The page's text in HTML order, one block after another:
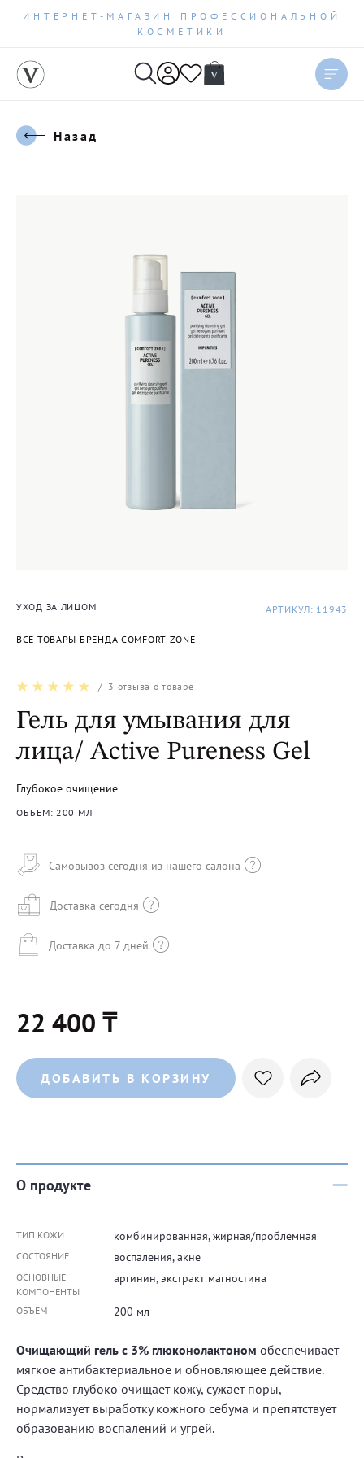
ИНТЕРНЕТ-МАГАЗИН ПРОФЕССИОНАЛЬНОЙ
КОСМЕТИКИ
Назад
УХОД ЗА ЛИЦОМ
ВСЕ ТОВАРЫ БРЕНДА COMFORT ZONE
АРТИКУЛ: 11943
/ 3 отзыва о товаре
Гель для умывания для
лица/ Active Pureness Gel
Глубокое очищение
ОБЪЕМ: 200 МЛ
Самовывоз сегодня из нашего салона
Доставка сегодня
Доставка до 7 дней
22 400 ₸
ДОБАВИТЬ В КОРЗИНУ
О продукте
ТИП КОЖИ комбинированная, жирная/проблемная
СОСТОЯНИЕ воспаления, акне
ОСНОВНЫЕ
КОМПОНЕНТЫ
аргинин, экстракт магностина
ОБЪЕМ 200 мл
Очищающий гель с 3% глюконолактоном обеспечивает
мягкое антибактериальное и обновляющее действие.
Средство глубоко очищает кожу, сужает поры,
нормализует выработку кожного себума и препятствует
образованию воспалений и угрей.